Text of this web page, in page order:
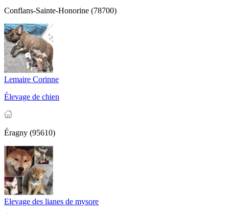
Conflans-Sainte-Honorine (78700)
Lemaire Corinne
Élevage de chien
Éragny (95610)
Elevage des lianes de mysore